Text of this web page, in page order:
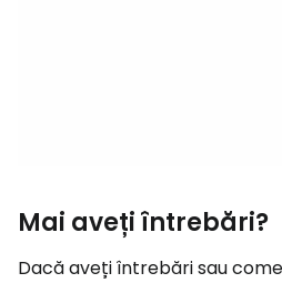
Mai aveți întrebări?
Dacă aveți întrebări sau